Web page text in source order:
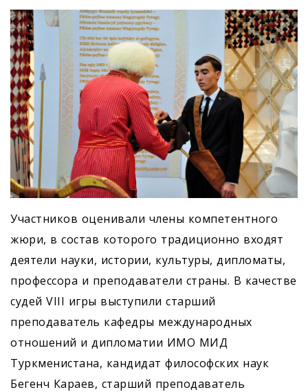
Участников оценивали члены компетентного
жюри, в состав которого традиционно входят
деятели науки, истории, культуры, дипломаты,
профессора и преподаватели страны. В качестве
судей VIII игры выступили старший
преподаватель кафедры международных
отношений и дипломатии ИМО МИД
Туркменистана, кандидат философских наук
Бегенч Караев, старший преподаватель